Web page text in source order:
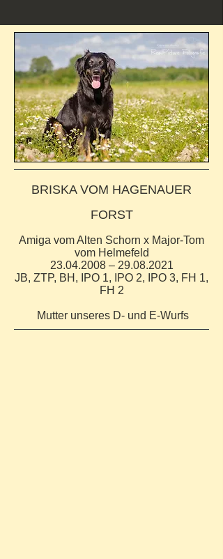
BRISKA VOM HAGENAUER
FORST
Amiga vom Alten Schorn x Major-Tom
vom Helmefeld
23.04.2008– 29.08.2021
JB, ZTP, BH, IPO 1, IPO 2, IPO 3, FH 1,
FH 2
Mutter unseres D- und E-Wurfs